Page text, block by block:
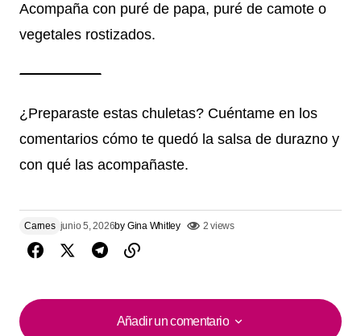
Acompaña con puré de papa, puré de camote o
vegetales rostizados.
¿Preparaste estas chuletas? Cuéntame en los
comentarios cómo te quedó la salsa de durazno y
con qué las acompañaste.
Carnes junio 5, 2026by Gina Whitley 2 views
Añadir un comentario